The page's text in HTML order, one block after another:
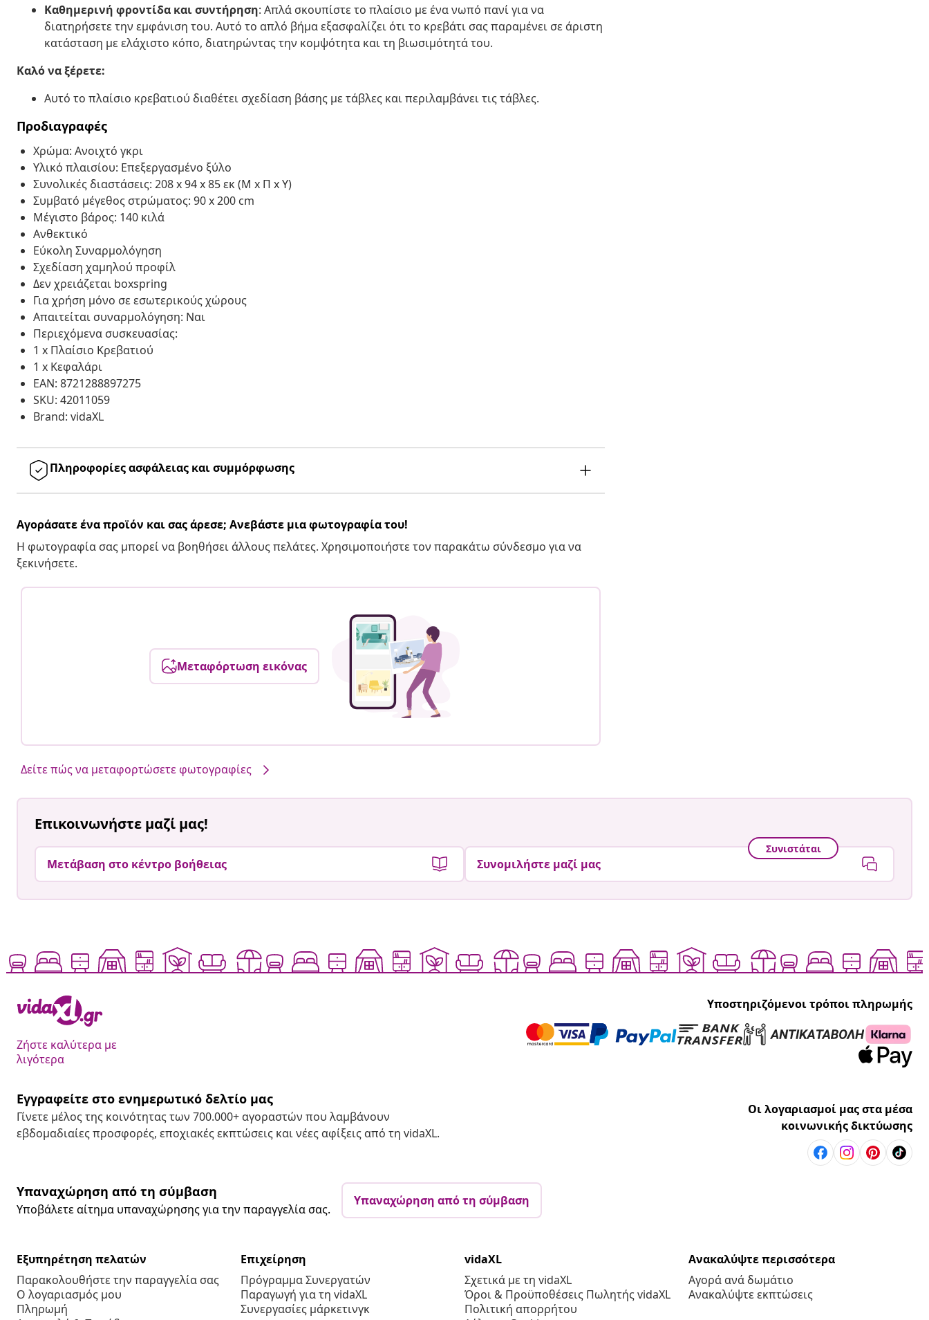
Καθημερινή φροντίδα και συντήρηση: Απλά σκουπίστε το πλαίσιο με ένα νωπό πανί για να
διατηρήσετε την εμφάνιση του. Αυτό το απλό βήμα εξασφαλίζει ότι το κρεβάτι σας παραμένει σε άριστη
κατάσταση με ελάχιστο κόπο, διατηρώντας την κομψότητα και τη βιωσιμότητά του.
Καλό να ξέρετε:
Αυτό το πλαίσιο κρεβατιού διαθέτει σχεδίαση βάσης με τάβλες και περιλαμβάνει τις τάβλες.
Προδιαγραφές
Χρώμα: Ανοιχτό γκρι
Υλικό πλαισίου: Επεξεργασμένο ξύλο
Συνολικές διαστάσεις: 208 x 94 x 85 εκ (Μ x Π x Υ)
Συμβατό μέγεθος στρώματος: 90 x 200 cm
Μέγιστο βάρος: 140 κιλά
Ανθεκτικό
Εύκολη Συναρμολόγηση
Σχεδίαση χαμηλού προφίλ
Δεν χρειάζεται boxspring
Για χρήση μόνο σε εσωτερικούς χώρους
Απαιτείται συναρμολόγηση: Ναι
Περιεχόμενα συσκευασίας:
1 x Πλαίσιο Κρεβατιού
1 x Κεφαλάρι
EAN: 8721288897275
SKU: 42011059
Brand: vidaXL
Πληροφορίες ασφάλειας και συμμόρφωσης
Αγοράσατε ένα προϊόν και σας άρεσε; Ανεβάστε μια φωτογραφία του!
Η φωτογραφία σας μπορεί να βοηθήσει άλλους πελάτες. Χρησιμοποιήστε τον παρακάτω σύνδεσμο για να
ξεκινήσετε.
Μεταφόρτωση εικόνας
Δείτε πώς να μεταφορτώσετε φωτογραφίες
Επικοινωνήστε μαζί μας!
Μετάβαση στο κέντρο βοήθειας
Συνιστάται
Συνομιλήστε μαζί μας
Ζήστε καλύτερα με
λιγότερα
Υποστηριζόμενοι τρόποι πληρωμής
Εγγραφείτε στο ενημερωτικό δελτίο μας
Γίνετε μέλος της κοινότητας των 700.000+ αγοραστών που λαμβάνουν
εβδομαδιαίες προσφορές, εποχιακές εκπτώσεις και νέες αφίξεις από τη vidaXL.
Οι λογαριασμοί μας στα μέσα
κοινωνικής δικτύωσης
Υπαναχώρηση από τη σύμβαση
Υποβάλετε αίτημα υπαναχώρησης για την παραγγελία σας.
Υπαναχώρηση από τη σύμβαση
Εξυπηρέτηση πελατών
Παρακολουθήστε την παραγγελία σας
Ο λογαριασμός μου
Πληρωμή
Επιχείρηση
Πρόγραμμα Συνεργατών
Παραγωγή για τη vidaXL
Συνεργασίες μάρκετινγκ
vidaXL
Σχετικά με τη vidaXL
Όροι & Προϋποθέσεις Πωλητής vidaXL
Πολιτική απορρήτου
Ανακαλύψτε περισσότερα
Αγορά ανά δωμάτιο
Ανακαλύψτε εκπτώσεις